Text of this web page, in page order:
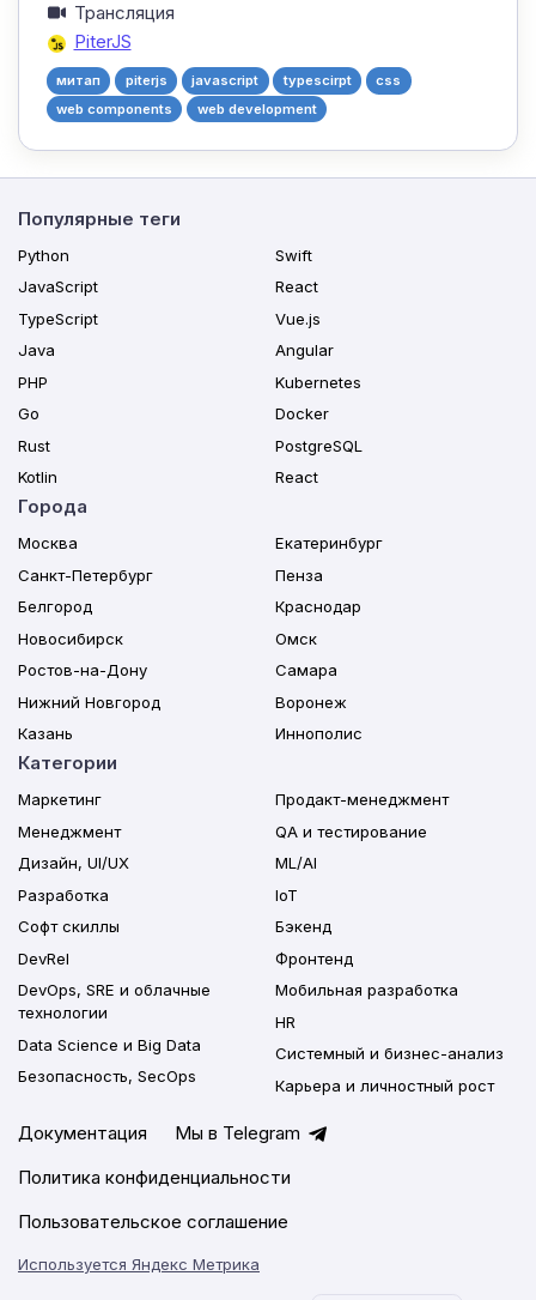
Трансляция
PiterJS
митап piterjs javascript typescirpt
css
web components
web development
Популярные теги
Python
JavaScript
TypeScript
Java
PHP
Go
Rust
Kotlin
Swift
React
Vue.js
Angular
Kubernetes
Docker
PostgreSQL
React
Города
Москва
Санкт-Петербург
Белгород
Новосибирск
Ростов-на-Дону
Нижний Новгород
Казань
Екатеринбург
Пенза
Краснодар
Омск
Самара
Воронеж
Иннополис
Категории
Маркетинг
Менеджмент
Дизайн, UI/UX
Разработка
Софт скиллы
DevRel
DevOps, SRE и облачные
технологии
Data Science и Big Data
Безопасность, SecOps
Продакт-менеджмент
QA и тестирование
ML/AI
IoT
Бэкенд
Фронтенд
Мобильная разработка
HR
Системный и бизнес-анализ
Карьера и личностный рост
Документация
Мы в Telegram
Политика конфиденциальности
Пользовательское соглашение
Используется Яндекс Метрика